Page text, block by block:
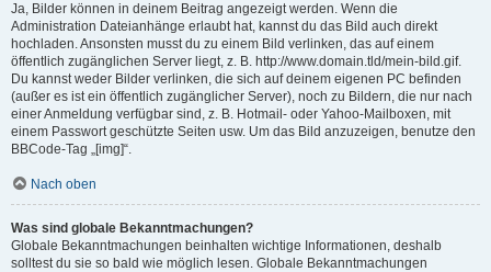
Ja, Bilder können in deinem Beitrag angezeigt werden. Wenn die
Administration Dateianhänge erlaubt hat, kannst du das Bild auch direkt
hochladen. Ansonsten musst du zu einem Bild verlinken, das auf einem
öffentlich zugänglichen Server liegt, z. B. http://www.domain.tld/mein-bild.gif.
Du kannst weder Bilder verlinken, die sich auf deinem eigenen PC befinden
(außer es ist ein öffentlich zugänglicher Server), noch zu Bildern, die nur nach
einer Anmeldung verfügbar sind, z. B. Hotmail- oder Yahoo-Mailboxen, mit
einem Passwort geschützte Seiten usw. Um das Bild anzuzeigen, benutze den
BBCode-Tag „[img]“.
Nach oben
Was sind globale Bekanntmachungen?
Globale Bekanntmachungen beinhalten wichtige Informationen, deshalb
solltest du sie so bald wie möglich lesen. Globale Bekanntmachungen